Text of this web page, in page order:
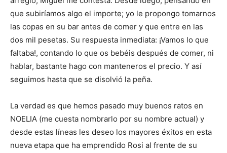
que subiríamos algo el importe; yo le propongo tomarnos
las copas en su bar antes de comer y que entre en las
dos mil pesetas. Su respuesta inmediata: ¡Vamos lo que
faltaba!, contando lo que os bebéis después de comer, ni
hablar, bastante hago con manteneros el precio. Y así
seguimos hasta que se disolvió la peña.
La verdad es que hemos pasado muy buenos ratos en
NOELIA (me cuesta nombrarlo por su nombre actual) y
desde estas líneas les deseo los mayores éxitos en esta
nueva etapa que ha emprendido Rosi al frente de su